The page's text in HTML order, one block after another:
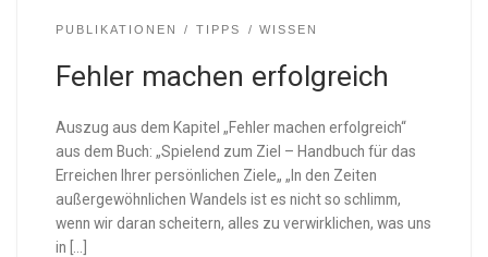
PUBLIKATIONEN TIPPS WISSEN
Fehler machen erfolgreich
Auszug aus dem Kapitel „Fehler machen erfolgreich“
aus dem Buch: „Spielend zum Ziel – Handbuch für das
Erreichen Ihrer persönlichen Ziele„ „In den Zeiten
außergewöhnlichen Wandels ist es nicht so schlimm,
wenn wir daran scheitern, alles zu verwirklichen, was uns
in […]